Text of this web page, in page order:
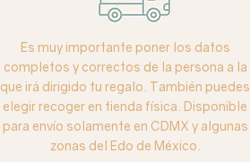
Es muy importante poner los datos
completos y correctos de la persona a la
que irá dirigido tu regalo. También puedes
elegir recoger en tienda física. Disponible
para envío solamente en CDMX y algunas
zonas del Edo de México.